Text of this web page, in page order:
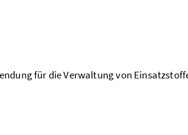
für die Verwaltung von